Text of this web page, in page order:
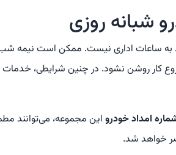
شبانه روزی
ساعات اداری نیست. ممکن است نیمه شب
کار روشن نشود. در چنین شرایطی، خدمات
امداد خودرو این مجموعه، می‌توانند
خواهد شد.